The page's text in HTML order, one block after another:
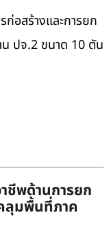
ก่อสร้างและการยก
น ปจ.2 ขนาด 10 ตัน
ชีพด้านการยก
ลุมพื้นที่ภาค